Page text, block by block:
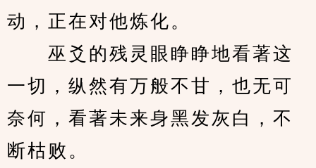
动，正在对他炼化。
巫爻的残灵眼睁睁地看著这
一切，纵然有万般不甘，也无可
奈何，看著未来身黑发灰白，不
断枯败。